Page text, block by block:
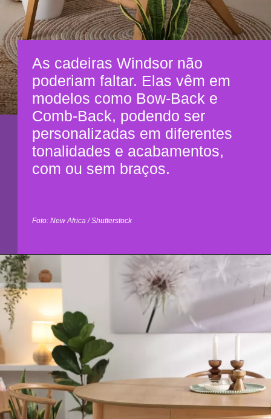
As cadeiras Windsor não
poderiam faltar. Elas vêm em
modelos como Bow-Back e
Comb-Back, podendo ser
personalizadas em diferentes
tonalidades e acabamentos,
com ou sem braços.